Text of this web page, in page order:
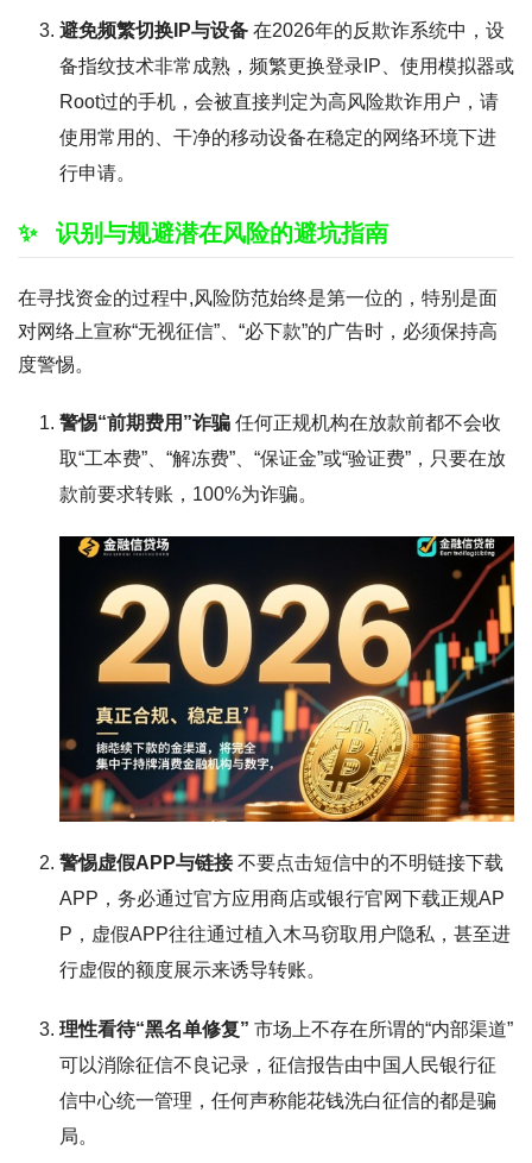
避免频繁切换IP与设备 在2026年的反欺诈系统中，设
备指纹技术非常成熟，频繁更换登录IP、使用模拟器或
Root过的手机，会被直接判定为高风险欺诈用户，请
使用常用的、干净的移动设备在稳定的网络环境下进
行申请。
识别与规避潜在风险的避坑指南
在寻找资金的过程中,风险防范始终是第一位的，特别是面
对网络上宣称“无视征信”、“必下款”的广告时，必须保持高
度警惕。
警惕“前期费用”诈骗 任何正规机构在放款前都不会收
取“工本费”、“解冻费”、“保证金”或“验证费”，只要在放
款前要求转账，100%为诈骗。
警惕虚假APP与链接不要点击短信中的不明链接下载
APP，务必通过官方应用商店或银行官网下载正规AP
P，虚假APP往往通过植入木马窃取用户隐私，甚至进
行虚假的额度展示来诱导转账。
理性看待“黑名单修复” 市场上不存在所谓的“内部渠道”
可以消除征信不良记录，征信报告由中国人民银行征
信中心统一管理，任何声称能花钱洗白征信的都是骗
局。